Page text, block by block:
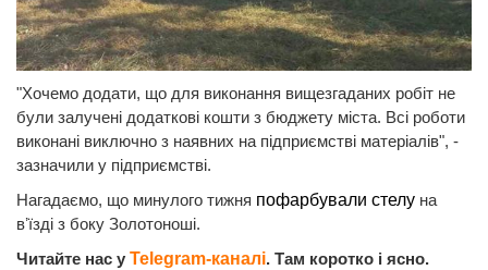
"Хочемо додати, що для виконання вищезгаданих робіт не
були залучені додаткові кошти з бюджету міста. Всі роботи
виконані виключно з наявних на підприємстві матеріалів", -
зазначили у підприємстві.
Нагадаємо, що минулого тижня пофарбували стелу на
вʼїзді з боку Золотоноші.
Читайте нас у Telegram-каналі. Там коротко і ясно.